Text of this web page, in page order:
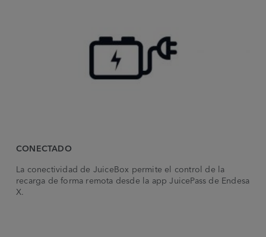
CONECTADO
La conectividad de JuiceBox permite el control de la
recarga de forma remota desde la app JuicePass de Endesa
X.